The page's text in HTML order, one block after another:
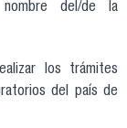
del/de la
los trámites
del país de